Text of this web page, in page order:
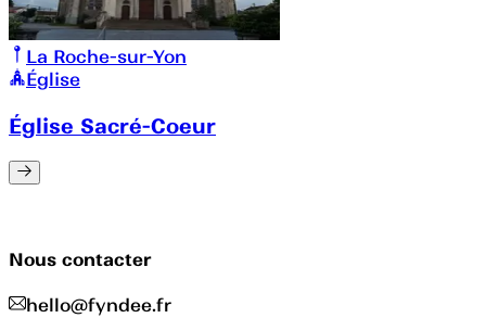
La Roche-sur-Yon
Église
Église Sacré-Coeur
Nous contacter
hello@fyndee.fr